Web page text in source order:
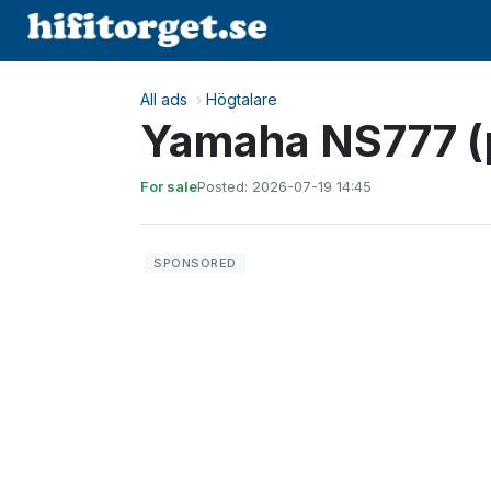
All ads › Högtalare
Yamaha NS777
For salePosted: 2026-07-19 14:45